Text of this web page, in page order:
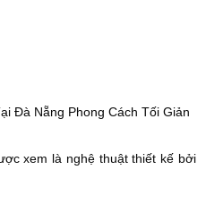
Đà Nẵng Phong Cách Tối Giản
xem là nghệ thuật thiết kế bởi